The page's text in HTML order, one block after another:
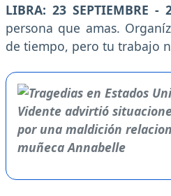
LIBRA: 23 SEPTIEMBRE -
persona que amas.
de tiempo, pero tu trabajo